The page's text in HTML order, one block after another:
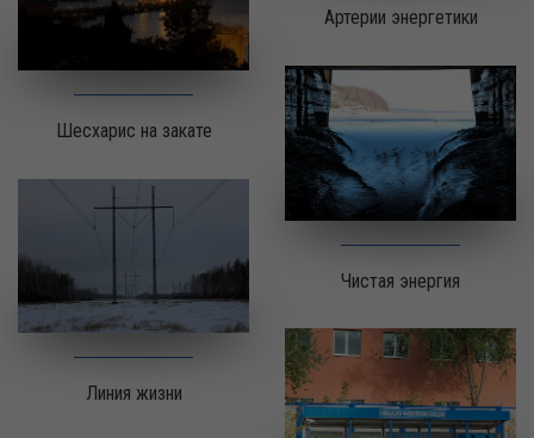
Артерии энергетики
Шесхарис на закате
Чистая энергия
Линия жизни